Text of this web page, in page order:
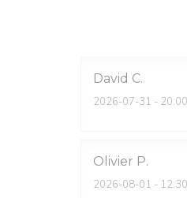
David C
2026-07-31 -
Olivier P
2026-08-01 -